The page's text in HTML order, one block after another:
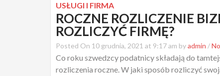
USŁUGI I FIRMA
ROCZNE ROZLICZENIE
ROZLICZYĆ FIRMĘ?
Posted On 10 grudnia, 2021 at 9:17 am byadmin /
Co roku szwedzcy podatnicy składają do
rozliczenia roczne. W jaki sposób rozliczyć